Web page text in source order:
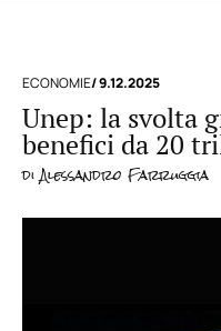
ECONOMIE/ 9.12.2025
Unep: la svolta
benefici da 20
diAlessandro Farruggia